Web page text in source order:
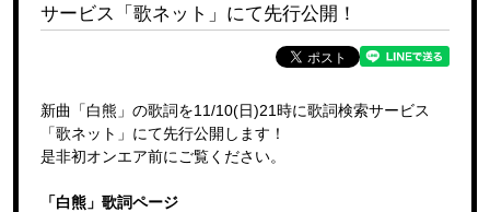
サービス「歌ネット」にて先行公開！
新曲「白熊」の歌詞を11/10(日)21時に歌詞検索サービス
「歌ネット」にて先行公開します！
是非初オンエア前にご覧ください。
「白熊」歌詞ページ